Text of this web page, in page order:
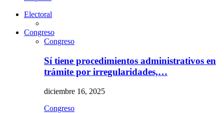
Electoral
Congreso
Congreso
Sí tiene procedimientos administrativos en
trámite por irregularidades,…
diciembre 16, 2025
Congreso